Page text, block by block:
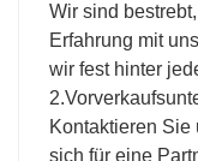
Wir sind
Erfahrung mit
wir fest hinter
Kontaktieren
sich für eine